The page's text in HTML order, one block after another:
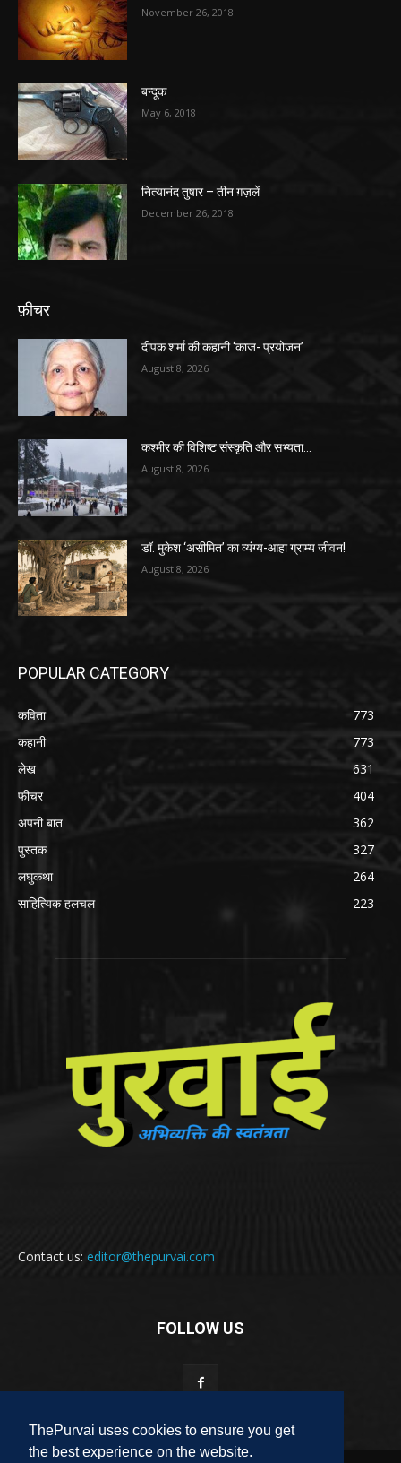
ThePurvai uses cookies to ensure you get
the best experience on the website.
November 26, 2018
बन्दूक
May 6, 2018
नित्यानंद तुषार – तीन ग़ज़लें
December 26, 2018
फ़ीचर
दीपक शर्मा की कहानी ‘काज- प्रयोजन’
August 8, 2026
कश्मीर की विशिष्ट संस्कृति और सभ्यता…
August 8, 2026
डॉ. मुकेश ‘असीमित’ का व्यंग्य-आहा ग्राम्य जीवन!
August 8, 2026
POPULAR CATEGORY
कविता
773
कहानी
773
लेख
631
फीचर
404
अपनी बात
362
पुस्तक
327
लघुकथा
264
साहित्यिक हलचल
223
Contact us: editor@thepurvai.com
FOLLOW US